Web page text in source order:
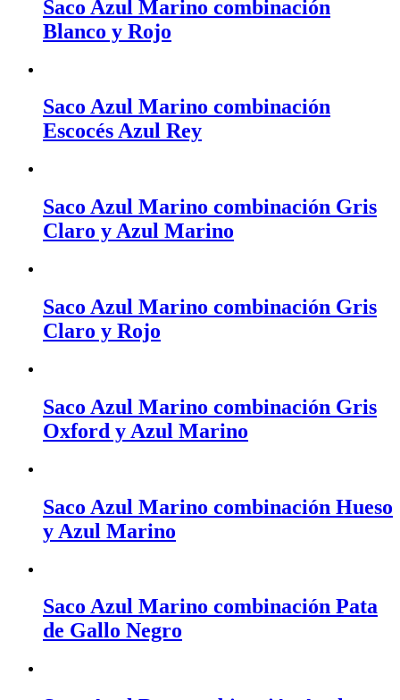
Saco Azul Marino combinación
Blanco y Rojo
Saco Azul Marino combinación
Escocés Azul Rey
Saco Azul Marino combinación Gris
Claro y Azul Marino
Saco Azul Marino combinación Gris
Claro y Rojo
Saco Azul Marino combinación Gris
Oxford y Azul Marino
Saco Azul Marino combinación Hueso
y Azul Marino
Saco Azul Marino combinación Pata
de Gallo Negro